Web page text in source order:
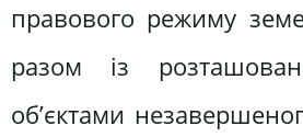
правового режиму
разом із
об’єктами